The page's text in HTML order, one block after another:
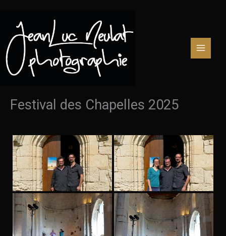
contenu
Festival des Chapelles 2025